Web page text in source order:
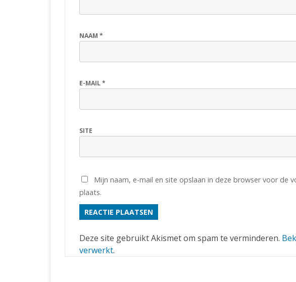
NAAM *
E-MAIL*
SITE
Mijn naam, e-mail en site opslaan in deze browser voor de
plaats.
Deze site gebruikt Akismet om spam te verminderen.
verwerkt.